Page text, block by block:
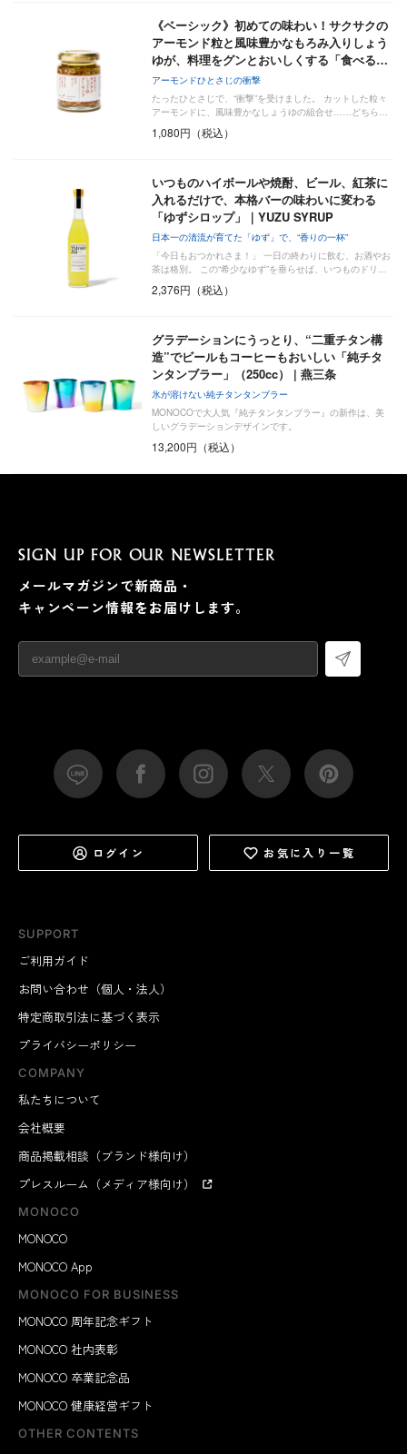
《ベーシック》初めての味わい！サクサクの
アーモンド粒と風味豊かなもろみ入りしょう
ゆが、料理をグンとおいしくする「食べる…
アーモンドひとさじの衝撃
たったひとさじで、“衝撃”を受けました。 カットした粒々
アーモンドに、風味豊かなしょうゆの組合せ……どちら…
1,080円（税込）
いつものハイボールや焼酎、ビール、紅茶に
入れるだけで、本格バーの味わいに変わる
「ゆずシロップ」｜YUZU SYRUP
日本一の清流が育てた「ゆず」で、“香りの一杯”
「今日もおつかれさま！」 一日の終わりに飲む、お酒やお
茶は格別。 この“希少なゆず”を垂らせば、いつものドリ…
2,376円（税込）
グラデーションにうっとり、“二重チタン構
造”でビールもコーヒーもおいしい「純チタ
ンタンブラー」（250cc） | 燕三条
氷が溶けない純チタンタンブラー
MONOCOで大人気『純チタンタンブラー』の新作は、美
しいグラデーションデザインです。
13,200円（税込）
SUPPORT
ご利用ガイド
お問い合わせ（個人・法人）
特定商取引法に基づく表示
プライバシーポリシー
COMPANY
私たちについて
会社概要
商品掲載相談（ブランド様向け）
プレスルーム（メディア様向け）
MONOCO
MONOCO
MONOCO App
MONOCO FOR BUSINESS
MONOCO 周年記念ギフト
MONOCO 社内表彰
MONOCO 卒業記念品
MONOCO 健康経営ギフト
OTHER CONTENTS
SIGN UP FOR OUR NEWSLETTER
メールマガジンで新商品・
キャンペーン情報をお届けします。
ログイン お気に入り一覧